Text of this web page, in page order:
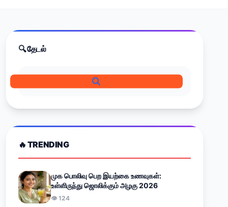
🔍 தேடல்
🔥 TRENDING
முக பொலிவு பெற இயற்கை உணவுகள்:
உள்ளிருந்து ஜொலிக்கும் அழகு 2026
👁 124